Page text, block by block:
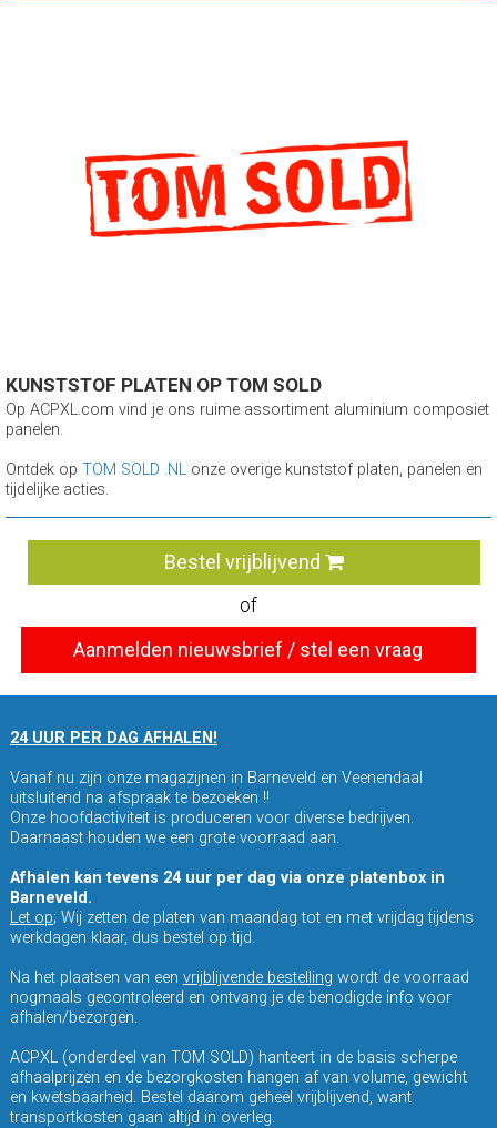
KUNSTSTOF PLATEN OP TOM SOLD
Op ACPXL.com vind je ons ruime assortiment aluminium composiet
panelen.
Ontdek op TOM SOLD .NL onze overige kunststof platen, panelen en
tijdelijke acties.
Bestel vrijblijvend
of
Aanmelden nieuwsbrief / stel een vraag
24 UUR PER DAG AFHALEN!
Vanaf nu zijn onze magazijnen in Barneveld en Veenendaal
uitsluitend na afspraak te bezoeken !!
Onze hoofdactiviteit is produceren voor diverse bedrijven.
Daarnaast houden we een grote voorraad aan.
Afhalen kan tevens 24 uur per dag via onze platenbox in
Barneveld.
Let op; Wij zetten de platen van maandag tot en met vrijdag tijdens
werkdagen klaar, dus bestel op tijd.
Na het plaatsen van een vrijblijvende bestelling wordt de voorraad
nogmaals gecontroleerd en ontvang je de benodigde info voor
afhalen/bezorgen.
ACPXL (onderdeel van TOM SOLD) hanteert in de basis scherpe
afhaalprijzen en de bezorgkosten hangen af van volume, gewicht
en kwetsbaarheid. Bestel daarom geheel vrijblijvend, want
transportkosten gaan altijd in overleg.